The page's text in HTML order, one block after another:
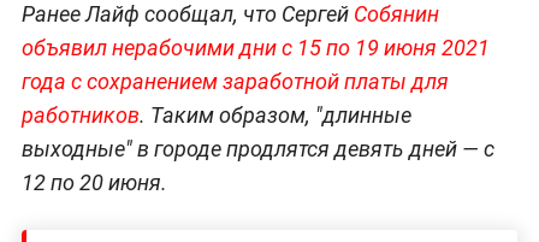
Ранее Лайф сообщал, что Сергей Собянин
объявил нерабочими дни с 15 по 19 июня 2021
года с сохранением заработной платы для
работников. Таким образом, "длинные
выходные" в городе продлятся девять дней — с
12 по 20 июня.